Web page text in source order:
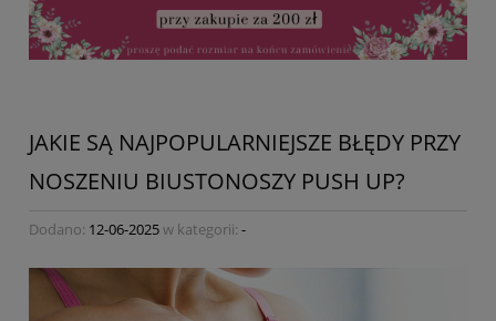
JAKIE SĄ NAJPOPULARNIEJSZE BŁĘDY PRZY
NOSZENIU BIUSTONOSZY PUSH UP?
Dodano: 12-06-2025w kategorii: -